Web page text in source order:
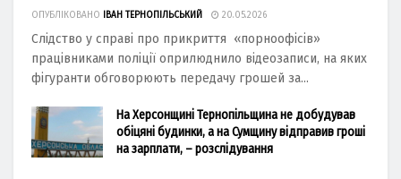
ОПУБЛІКОВАНО ІВАН ТЕРНОПІЛЬСЬКИЙ 20.05.2026
Слідство у справі про прикриття «порноофісів»
працівниками поліції оприлюднило відеозаписи, на яких
фігуранти обговорюють передачу грошей за...
На Херсонщині Тернопільщина не добудував
обіцяні будинки, а на Сумщину відправив гроші
на зарплати, – розслідування